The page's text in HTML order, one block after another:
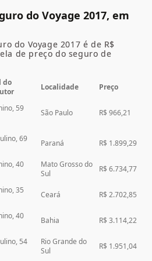
do Voyage 2017, em
do Voyage 2017 é de R$
de preço do seguro de
do
Localidade
Preço
59
São Paulo R$ 966,21
69
Paraná R$ 1.899,29
40
Mato Grosso do
Sul
R$ 6.734,77
35
Ceará R$ 2.702,85
40
Bahia
R$ 3.114,22
54
Rio Grande do
Sul
R$ 1.951,04